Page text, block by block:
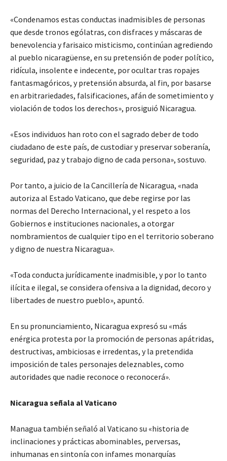
«Condenamos estas conductas inadmisibles de personas
que desde tronos ególatras, con disfraces y máscaras de
benevolencia y farisaico misticismo, continúan agrediendo
al pueblo nicaragüense, en su pretensión de poder político,
ridícula, insolente e indecente, por ocultar tras ropajes
fantasmagóricos, y pretensión absurda, al fin, por basarse
en arbitrariedades, falsificaciones, afán de sometimiento y
violación de todos los derechos», prosiguió Nicaragua.
«Esos individuos han roto con el sagrado deber de todo
ciudadano de este país, de custodiar y preservar soberanía,
seguridad, paz y trabajo digno de cada persona», sostuvo.
Por tanto, a juicio de la Cancillería de Nicaragua, «nada
autoriza al Estado Vaticano, que debe regirse por las
normas del Derecho Internacional, y el respeto a los
Gobiernos e instituciones nacionales, a otorgar
nombramientos de cualquier tipo en el territorio soberano
y digno de nuestra Nicaragua».
«Toda conducta jurídicamente inadmisible, y por lo tanto
ilícita e ilegal, se considera ofensiva a la dignidad, decoro y
libertades de nuestro pueblo», apuntó.
En su pronunciamiento, Nicaragua expresó su «más
enérgica protesta por la promoción de personas apátridas,
destructivas, ambiciosas e irredentas, y la pretendida
imposición de tales personajes deleznables, como
autoridades que nadie reconoce o reconocerá».
Nicaragua señala al Vaticano
Managua también señaló al Vaticano su «historia de
inclinaciones y prácticas abominables, perversas,
inhumanas en sintonía con infames monarquías